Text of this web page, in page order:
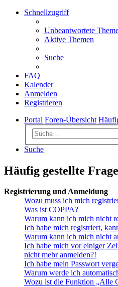
Schnellzugriff
Unbeantwortete
Aktive Themen
Suche
FAQ
Kalender
Anmelden
Registrieren
Portal Foren-Übersicht
Suche
Häufig gestellte
Registrierung und Anmeldung
Wozu muss ich mich
Was ist COPPA?
Warum kann ich mich nicht
Ich habe mich registriert,
Warum kann ich mich nicht
Ich habe mich vor einiger
nicht mehr anmelden?!
Ich habe mein Passwort
Warum werde ich
Wozu ist die Funktion „Alle